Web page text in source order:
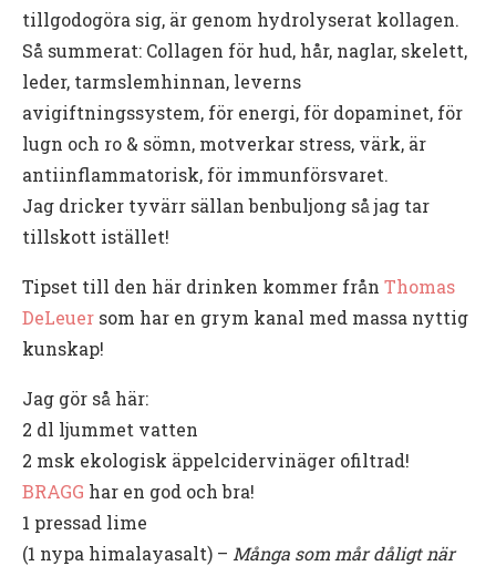
tillgodogöra sig, är genom hydrolyserat kollagen.
Så summerat: Collagen för hud, hår, naglar, skelett,
leder, tarmslemhinnan, leverns
avigiftningssystem, för energi, för dopaminet, för
lugn och ro & sömn, motverkar stress, värk, är
antiinflammatorisk, för immunförsvaret.
Jag dricker tyvärr sällan benbuljong så jag tar
tillskott istället!
Tipset till den här drinken kommer från Thomas
DeLeuer som har en grym kanal med massa nyttig
kunskap!
Jag gör så här:
2 dl ljummet vatten
2 msk ekologisk äppelcidervinäger ofiltrad!
BRAGG har en god och bra!
1 pressad lime
(1 nypa himalayasalt) – Många som mår dåligt när